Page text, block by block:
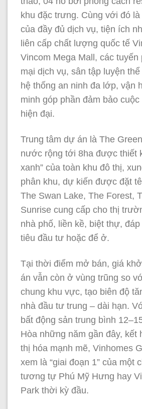
khu đặc trưng. Cùng với đó
của đầy đủ dịch vụ, tiện ích
liên cấp chất lượng quốc tế
Vincom Mega Mall, các
mại dịch vụ, sân tập luyện
hệ thống an ninh đa lớp, vận
minh góp phần đảm bảo
hiện đại.
Trung tâm dự án là The
nước rộng tới 8ha được thiết
xanh” của toàn khu đô thị,
phân khu, dự kiến được đặt
The Swan Lake, The Forest,
Sunrise cung cấp cho thị
nhà phố, liền kề, biệt thự,
tiêu đầu tư hoặc để ở.
Tại thời điểm mở bán, giá
án vẫn còn ở vùng trũng so
chung khu vực, tạo biên độ
nhà đầu tư trung – dài hạn.
bất động sản trung bình
Hòa những năm gần đây, kết
thị hóa mạnh mẽ, Vinhomes
xem là “giai đoạn 1” của một
tương tự Phú Mỹ Hưng hay
Park thời kỳ đầu.